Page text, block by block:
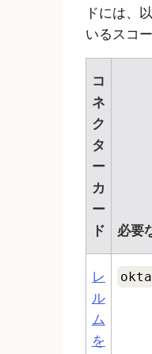
ドには、
いるスコ
コ
ネ
ク
タ
ー
カ
ー
ド
必要
レ
ル
ム
を